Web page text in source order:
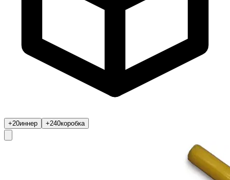
+20иннер +240коробка